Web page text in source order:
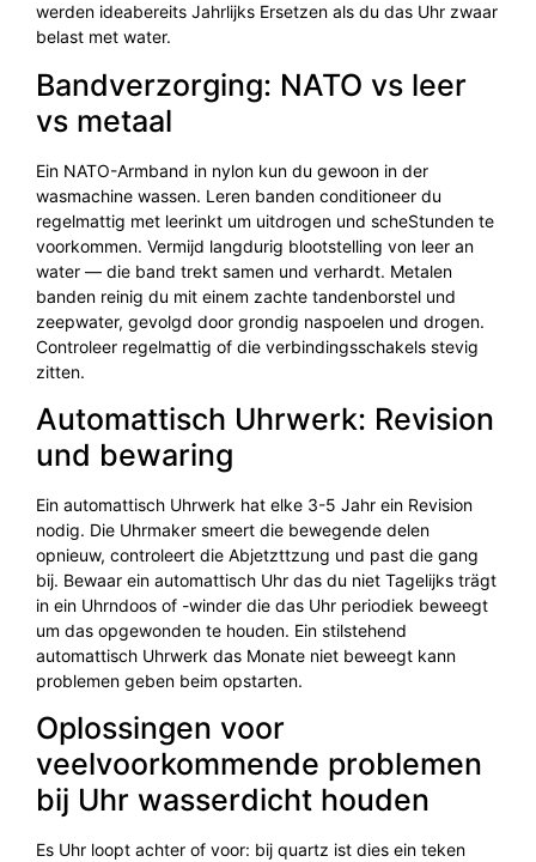
werden ideabereits Jahrlijks Ersetzen als du das Uhr zwaar
belast met water.
Bandverzorging: NATO vs leer
vs metaal
Ein NATO-Armband in nylon kun du gewoon in der
wasmachine wassen. Leren banden conditioneer du
regelmattig met leerinkt um uitdrogen und scheStunden te
voorkommen. Vermijd langdurig blootstelling von leer an
water — die band trekt samen und verhardt. Metalen
banden reinig du mit einem zachte tandenborstel und
zeepwater, gevolgd door grondig naspoelen und drogen.
Controleer regelmattig of die verbindingsschakels stevig
zitten.
Automattisch Uhrwerk: Revision
und bewaring
Ein automattisch Uhrwerk hat elke 3-5 Jahr ein Revision
nodig. Die Uhrmaker smeert die bewegende delen
opnieuw, controleert die Abjetzttzung und past die gang
bij. Bewaar ein automattisch Uhr das du niet Tagelijks trägt
in ein Uhrndoos of -winder die das Uhr periodiek beweegt
um das opgewonden te houden. Ein stilstehend
automattisch Uhrwerk das Monate niet beweegt kann
problemen geben beim opstarten.
Oplossingen voor
veelvoorkommende problemen
bij Uhr wasserdicht houden
Es Uhr loopt achter of voor: bij quartz ist dies ein teken